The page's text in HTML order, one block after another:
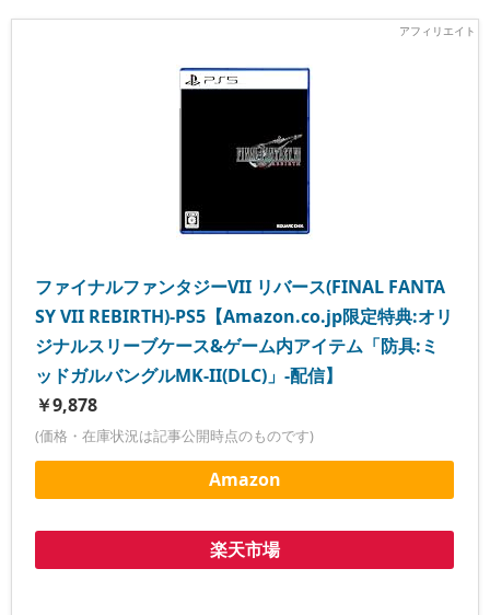
ファイナルファンタジーVII リバース(FINAL FANTA
SY VII REBIRTH)-PS5【Amazon.co.jp限定特典:オリ
ジナルスリーブケース&ゲーム内アイテム「防具:ミ
ッドガルバングルMK-II(DLC)」-配信】
￥9,878
(価格・在庫状況は記事公開時点のものです)
Amazon
楽天市場